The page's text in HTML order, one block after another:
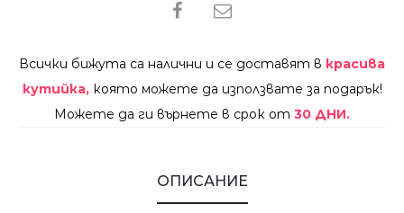
SHARE
Всички бижута са налични и се доставят в красива
кутийка, която можете да използвате за подарък!
Можете да ги върнете в срок от 30 ДНИ.
ОПИСАНИЕ